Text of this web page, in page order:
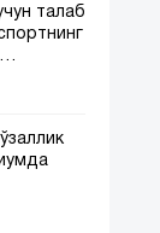
талаб